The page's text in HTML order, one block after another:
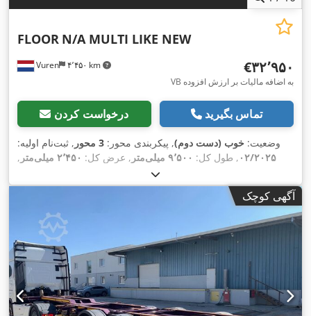
Vuren ۴٬۴۵۰ km
FLOOR N/A MULTI LIKE NEW
‎€۳۲٬۹۵۰
VB به اضافه مالیات بر ارزش افزوده
درخواست کردن تماس بگیرید
وضعیت: خوب (دست دوم), پیکربندی محور: 3 محور
, ثبت‌نام اولیه:
۰۲/۲۰۲۵ , طول کل: ۹٬۵۰۰ میلی‌متر , عرض کل: ۲٬۴۵۰ میلی‌متر
,
385/65R22,5
, رنگ:دیگر, سال ساخت:۲۰۲۵, تجهیزات: ,
آگهی کوچک